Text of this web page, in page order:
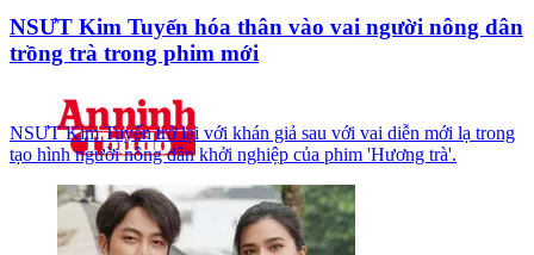
NSƯT Kim Tuyến hóa thân vào vai người nông dân
trồng trà trong phim mới
NSƯT Kim Tuyến trở lại với khán giả sau với vai diễn mới lạ trong
tạo hình người nông dân khởi nghiệp của phim 'Hương trà'.